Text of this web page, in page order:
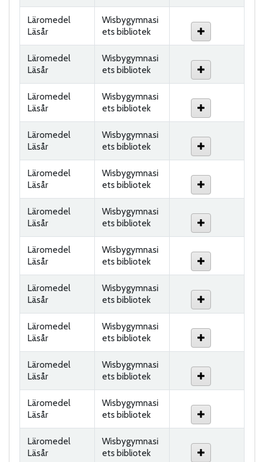
Läromedel
Läsår
Wisbygymnasi
ets bibliotek
Läromedel
Läsår
Wisbygymnasi
ets bibliotek
Läromedel
Läsår
Wisbygymnasi
ets bibliotek
Läromedel
Läsår
Wisbygymnasi
ets bibliotek
Läromedel
Läsår
Wisbygymnasi
ets bibliotek
Läromedel
Läsår
Wisbygymnasi
ets bibliotek
Läromedel
Läsår
Wisbygymnasi
ets bibliotek
Läromedel
Läsår
Wisbygymnasi
ets bibliotek
Läromedel
Läsår
Wisbygymnasi
ets bibliotek
Läromedel
Läsår
Wisbygymnasi
ets bibliotek
Läromedel
Läsår
Wisbygymnasi
ets bibliotek
Läromedel
Läsår
Wisbygymnasi
ets bibliotek